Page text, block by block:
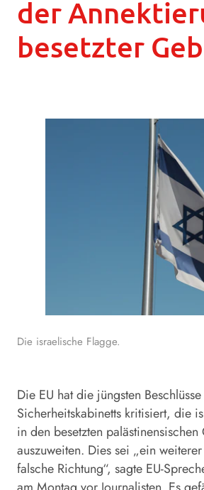
der
besetzter
Die israelische Flagge.
Die EU hat die jüngsten
Sicherheitskabinetts kritisiert, die
in den besetzten palästinensischen
auszuweiten. Dies sei „ein
falsche Richtung“, sagte EU-